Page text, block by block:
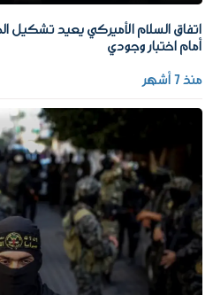
اتفاق السلام الأميركي يعيد
أمام اختبار وجودي
منذ 7 أشهر